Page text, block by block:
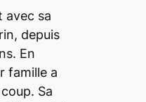
avec sa
depuis
En
famille a
Sa